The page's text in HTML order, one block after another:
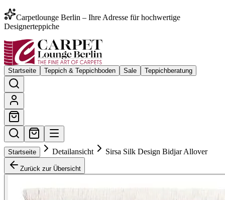
Carpetlounge Berlin – Ihre Adresse für hochwertige
Designerteppiche
Startseite Teppich & Teppichboden Sale Teppichberatung
Startseite Detailansicht Sirsa Silk Design Bidjar Allover
Zurück zur Übersicht